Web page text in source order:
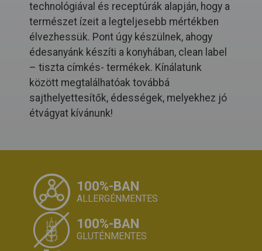
technológiával és receptúrák alapján, hogy a
természet ízeit a legteljesebb mértékben
élvezhessük. Pont úgy készülnek, ahogy
édesanyánk készíti a konyhában, clean label
– tiszta címkés- termékek. Kínálatunk
között megtalálhatóak továbbá
sajthelyettesítők, édességek, melyekhez jó
étvágyat kívánunk!
100%-BAN
ALLERGÉNMENTES
100%-BAN
GLUTÉNMENTES